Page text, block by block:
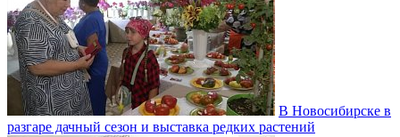
В Новосибирске в
разгаре дачный сезон и выставка редких растений